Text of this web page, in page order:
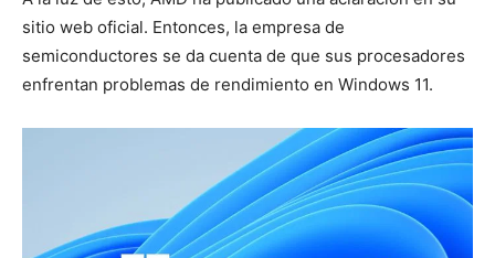
sitio web oficial. Entonces, la empresa de
semiconductores se da cuenta de que sus procesadores
enfrentan problemas de rendimiento en Windows 11.